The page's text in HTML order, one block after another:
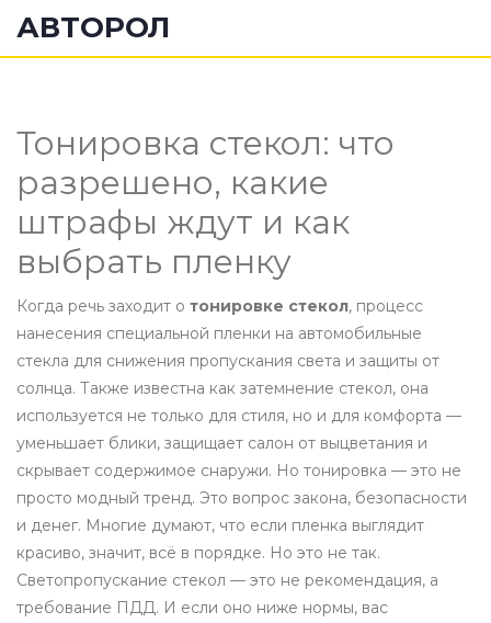
АВТОРОЛ
Тонировка стекол: что
разрешено, какие
штрафы ждут и как
выбрать пленку
Когда речь заходит о тонировке стекол, процесс
нанесения специальной пленки на автомобильные
стекла для снижения пропускания света и защиты от
солнца. Также известна как затемнение стекол, она
используется не только для стиля, но и для комфорта —
уменьшает блики, защищает салон от выцветания и
скрывает содержимое снаружи. Но тонировка — это не
просто модный тренд. Это вопрос закона, безопасности
и денег. Многие думают, что если пленка выглядит
красиво, значит, всё в порядке. Но это не так.
Светопропускание стекол — это не рекомендация, а
требование ПДД. И если оно ниже нормы, вас